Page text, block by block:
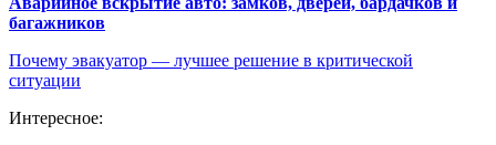
багажников
Почему эвакуатор — лучшее решение в критической
ситуации
Интересное: